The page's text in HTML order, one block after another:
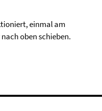
einmal am
oben schieben.